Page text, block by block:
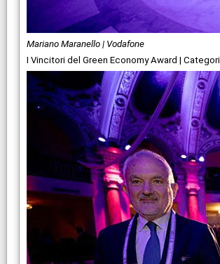
Mariano Maranello | Vodafone
I Vincitori del Green Economy Award |